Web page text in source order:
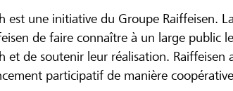
est une initiative du Groupe Raiffeisen.
de faire connaître à un large public
et de soutenir leur réalisation. Raiffeisen
participatif de manière